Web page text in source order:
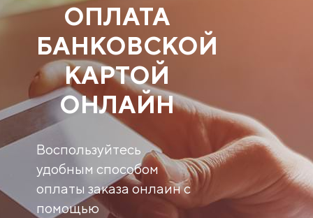
ОПЛАТА
БАНКОВСКОЙ
КАРТОЙ
ОНЛАЙН
Воспользуйтесь
удобным способом
оплаты заказа онлаин с
помощью